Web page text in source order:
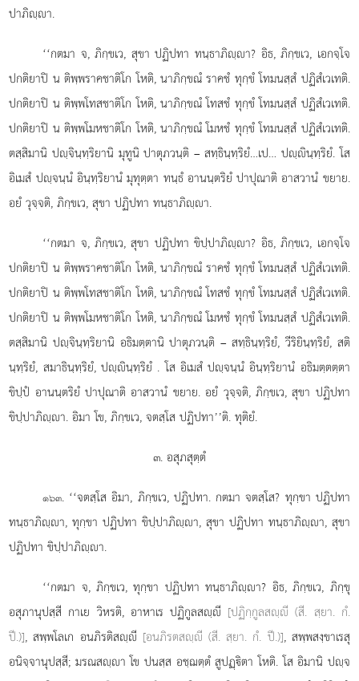
ปาภิฺา.
‘‘กตมา จ, ภิกฺขเว, สุขา ปฏิปทา ทนฺธาภิฺา? อิธ, ภิกฺขเว, เอกจฺโจ
ปกติยาปิ น ติพฺพราคชาติโก โหติ, นาภิกฺขณํ ราคชํ ทุกฺขํ โทมนสฺสํ ปฏิสํเวเทติ.
ปกติยาปิ น ติพฺพโทสชาติโก โหติ, นาภิกฺขณํ โทสชํ ทุกฺขํ โทมนสฺสํ ปฏิสํเวเทติ.
ปกติยาปิ น ติพฺพโมหชาติโก โหติ, นาภิกฺขณํ โมหชํ ทุกฺขํ โทมนสฺสํ ปฏิสํเวเทติ.
ตสฺสิมานิ ปฺจินฺทฺริยานิ มุทูนิ ปาตุภวนฺติ – สทฺธินฺทฺริยํ…เป… ปฺินฺทฺริยํ. โส
อิเมสํ ปฺจนฺนํ อินฺทฺริยานํ มุทุตฺตา ทนฺธํ อานนฺตริยํ ปาปุณาติ อาสวานํ ขยาย.
อยํ วุจฺจติ, ภิกฺขเว, สุขา ปฏิปทา ทนฺธาภิฺา.
‘‘กตมา จ, ภิกฺขเว, สุขา ปฏิปทา ขิปฺปาภิฺา? อิธ, ภิกฺขเว, เอกจฺโจ
ปกติยาปิ น ติพฺพราคชาติโก โหติ, นาภิกฺขณํ ราคชํ ทุกฺขํ โทมนสฺสํ ปฏิสํเวเทติ.
ปกติยาปิ น ติพฺพโทสชาติโก โหติ, นาภิกฺขณํ โทสชํ ทุกฺขํ โทมนสฺสํ ปฏิสํเวเทติ.
ปกติยาปิ น ติพฺพโมหชาติโก โหติ, นาภิกฺขณํ โมหชํ ทุกฺขํ โทมนสฺสํ ปฏิสํเวเทติ.
ตสฺสิมานิ ปฺจินฺทฺริยานิ อธิมตฺตานิ ปาตุภวนฺติ – สทฺธินฺทฺริยํ, วีริยินฺทฺริยํ, สติ
นฺทฺริยํ, สมาธินฺทฺริยํ, ปฺินฺทฺริยํ . โส อิเมสํ ปฺจนฺนํ อินฺทฺริยานํ อธิมตฺตตฺตา
ขิปฺปํ อานนฺตริยํ ปาปุณาติ อาสวานํ ขยาย. อยํ วุจฺจติ, ภิกฺขเว, สุขา ปฏิปทา
ขิปฺปาภิฺา. อิมา โข, ภิกฺขเว, จตสฺโส ปฏิปทา’’ติ. ทุติยํ.
๓. อสุภสุตฺตํ
๑๖๓. ‘‘จตสฺโส อิมา, ภิกฺขเว, ปฏิปทา. กตมา จตสฺโส? ทุกฺขา ปฏิปทา
ทนฺธาภิฺา, ทุกฺขา ปฏิปทา ขิปฺปาภิฺา, สุขา ปฏิปทา ทนฺธาภิฺา, สุขา
ปฏิปทา ขิปฺปาภิฺา.
‘‘กตมา จ, ภิกฺขเว, ทุกฺขา ปฏิปทา ทนฺธาภิฺา? อิธ, ภิกฺขเว, ภิกฺขุ
อสุภานุปสฺสี กาเย วิหรติ, อาหาเร ปฏิกูลสฺี [ปฏิกฺกูลสฺี (สี. สฺยา. กํ.
ปี.)], สพฺพโลเก อนภิรติสฺี [อนภิรตสฺี (สี. สฺยา. กํ. ปี.)], สพฺพสงฺขาเรสุ
อนิจฺจานุปสฺสี; มรณสฺา โข ปนสฺส อชฺฌตฺตํ สูปฏฺิตา โหติ. โส อิมานิ ปฺจ